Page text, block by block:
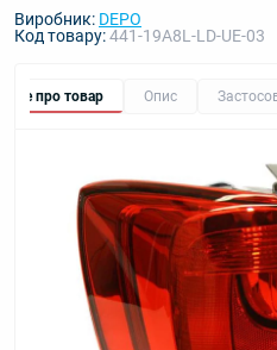
Виробник: DEPO
Код товару:441-19A8L-LD-UE-03
Все про товар Опис